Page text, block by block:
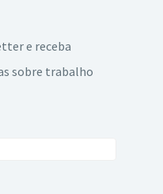
e receba
sobre trabalho